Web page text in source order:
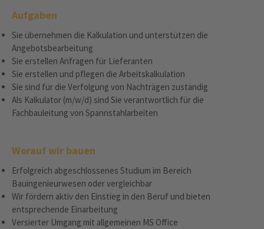
Aufgaben
Sie übernehmen die Kalkulation und unterstützen die
Angebotsbearbeitung
Sie erstellen Anfragen für Lieferanten
Sie erstellen und pflegen die Arbeitskalkulation
Sie sind für die Verfolgung von Nachträgen zuständig
Als Kalkulator (m/w/d) sind Sie verantwortlich für die
Fachbauleitung von Spannstahlarbeiten
Worauf wir bauen
Erfolgreich abgeschlossenes Studium im Bereich
Bauingenieurwesen oder vergleichbar
Wir fördern aktiv den Einstieg in den Beruf und bieten
entsprechende Einarbeitung
Versierter Umgang mit allgemeinen MS Office